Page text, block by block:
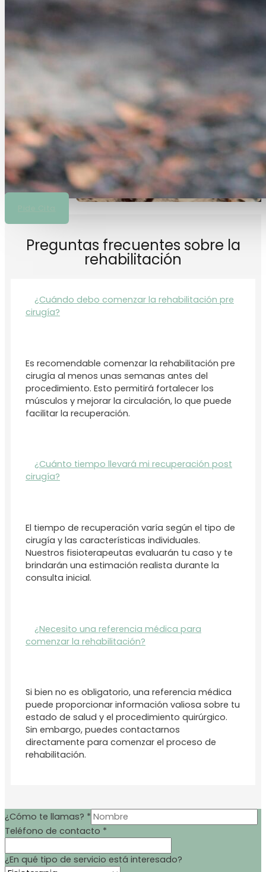
Preguntas frecuentes sobre la
rehabilitación
¿Cuándo debo comenzar la rehabilitación pre
cirugía?
Es recomendable comenzar la rehabilitación pre
cirugía al menos unas semanas antes del
procedimiento. Esto permitirá fortalecer los
músculos y mejorar la circulación, lo que puede
facilitar la recuperación.
¿Cuánto tiempo llevará mi recuperación post
cirugía?
El tiempo de recuperación varía según el tipo de
cirugía y las características individuales.
Nuestros fisioterapeutas evaluarán tu caso y te
brindarán una estimación realista durante la
consulta inicial.
¿Necesito una referencia médica para
comenzar la rehabilitación?
Si bien no es obligatorio, una referencia médica
puede proporcionar información valiosa sobre tu
estado de salud y el procedimiento quirúrgico.
Sin embargo, puedes contactarnos
directamente para comenzar el proceso de
rehabilitación.
¿Cómo te llamas? *
Teléfono de contacto *
¿En qué tipo de servicio está interesado?